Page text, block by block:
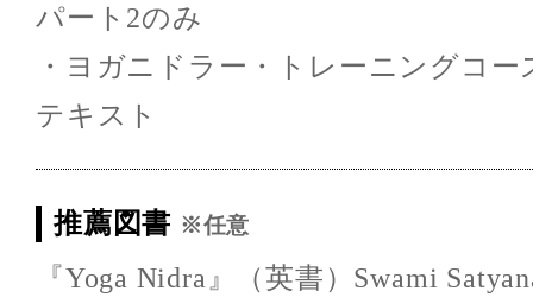
パート2のみ
・ヨガニドラー・トレーニングコー
テキスト
推薦図書 ※任意
『Yoga Nidra』（英書）Swami